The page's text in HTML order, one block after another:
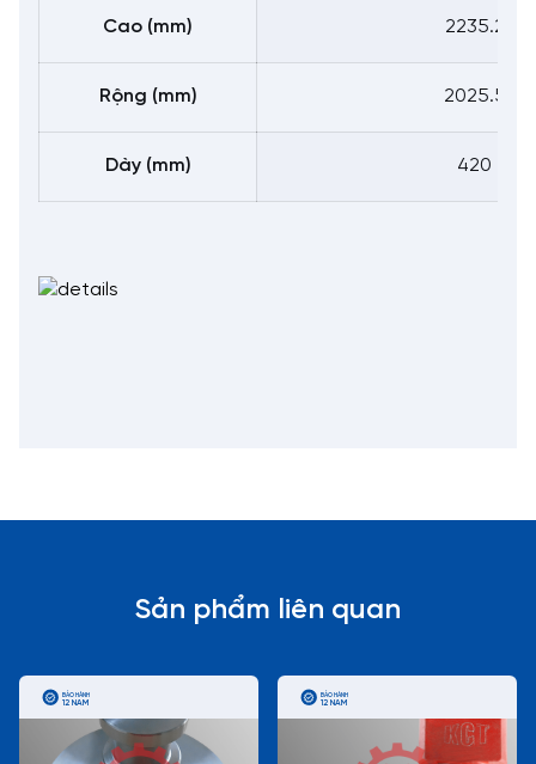
Cao (mm) 2235.2
Rộng (mm) 2025.5
Dày (mm) 420
Sản phẩm liên quan
BẢO HÀNH
12 NĂM
BẢO HÀNH
12 NĂM